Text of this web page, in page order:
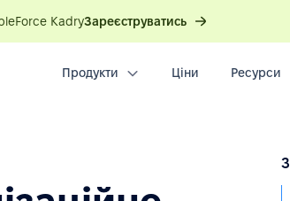
KadryЗареєструватись
Продукти Ціни Ресурси